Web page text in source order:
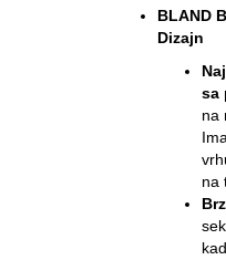
BLAND
Dizajn
sa
na
na